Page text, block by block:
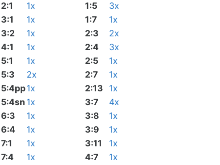
2:1
1x
3:1
1x
3:2
1x
4:1
1x
5:1
1x
5:3
2x
5:4pp1x
5:4sn 1x
6:3
1x
6:4
1x
7:1
1x
7:4
1x
1:5
3x
1:7
1x
2:3
2x
2:4
3x
2:5
1x
2:7
1x
2:13
1x
3:7
4x
3:8
1x
3:9
1x
3:11
1x
4:7
1x